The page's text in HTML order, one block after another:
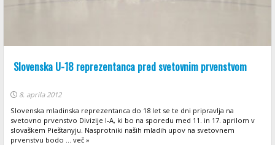
Slovenska U-18 reprezentanca pred svetovnim prvenstvom
8. aprila 2012
Slovenska mladinska reprezentanca do 18 let se te dni pripravlja na
svetovno prvenstvo Divizije I-A, ki bo na sporedu med 11. in 17. aprilom v
slovaškem Pieštanyju. Nasprotniki naših mladih upov na svetovnem
prvenstvu bodo ... več »